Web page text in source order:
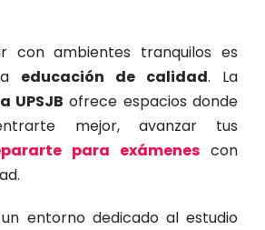
con ambientes tranquilos es
educación de calidad. La
UPSJB ofrece espacios donde
mejor, avanzar tus
para exámenes con
entorno dedicado al estudio